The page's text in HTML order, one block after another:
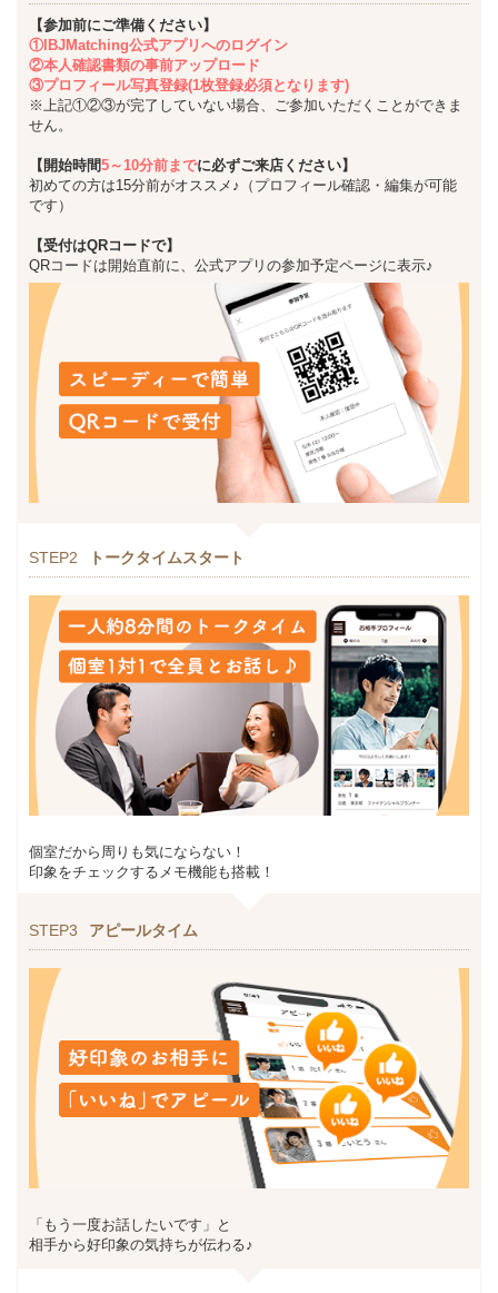
【参加前にご準備ください】
①IBJMatching公式アプリへのログイン
②本人確認書類の事前アップロード
③プロフィール写真登録(1枚登録必須となります)
※上記①②③が完了していない場合、ご参加いただくことができま
せん。
【開始時間5～10分前までに必ずご来店ください】
初めての方は15分前がオススメ♪（プロフィール確認・編集が可能
です）
【受付はQRコードで】
QRコードは開始直前に、公式アプリの参加予定ページに表示♪
STEP2 トークタイムスタート
個室だから周りも気にならない！
印象をチェックするメモ機能も搭載！
STEP3 アピールタイム
「もう一度お話したいです」と
相手から好印象の気持ちが伝わる♪